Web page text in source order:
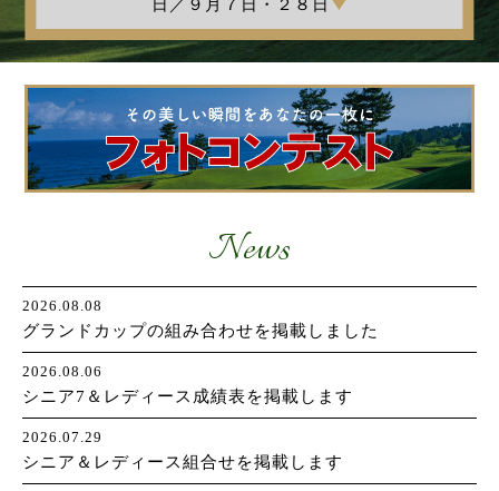
日／９月７日・２８日
交通アクセス
お問い合わせ
News
2026.08.08
グランドカップの組み合わせを掲載しました
2026.08.06
シニア7＆レディース成績表を掲載します
2026.07.29
シニア＆レディース組合せを掲載します